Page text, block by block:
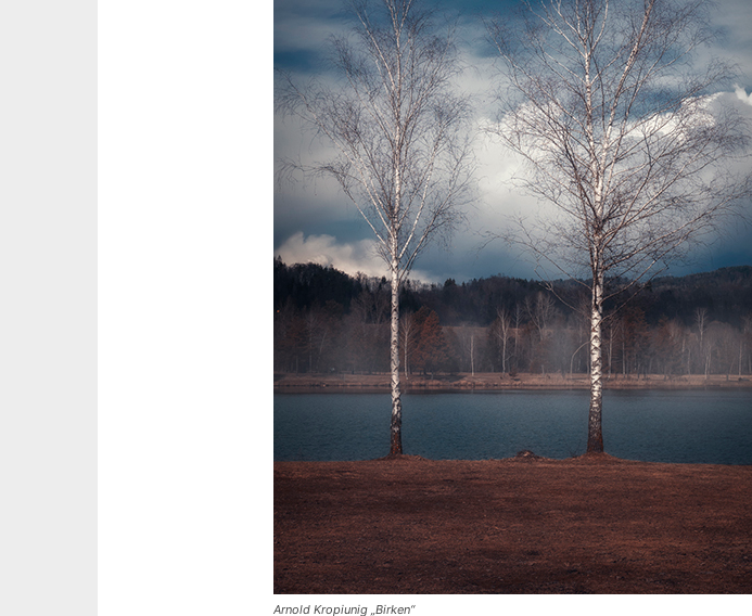
Arnold Kropiunig „Birken“